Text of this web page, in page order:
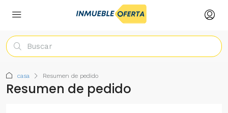
casa Resumen de pedido
Resumen de pedido